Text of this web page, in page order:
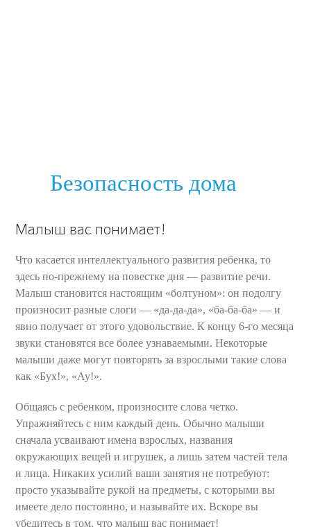
Безопасность дома
Малыш вас понимает!
Что касается интеллектуального развития ребенка, то
здесь по-прежнему на повестке дня — развитие речи.
Малыш становится настоящим «болтуном»: он подолгу
произносит разные слоги — «да-да-да», «ба-ба-ба» — и
явно получает от этого удовольствие. К концу 6-го месяца
звуки становятся все более узнаваемыми. Некоторые
малыши даже могут повторять за взрослыми такие слова
как «Бух!», «Ау!».
Общаясь с ребенком, произносите слова четко.
Упражняйтесь с ним каждый день. Обычно малыши
сначала усваивают имена взрослых, названия
окружающих вещей и игрушек, а лишь затем частей тела
и лица. Никаких усилий ваши занятия не потребуют:
просто указывайте рукой на предметы, с которыми вы
имеете дело постоянно, и называйте их. Вскоре вы
убедитесь в том, что малыш вас понимает!